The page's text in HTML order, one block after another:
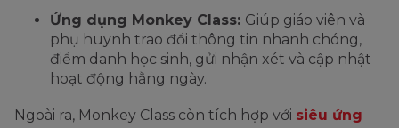
Ứng dụng Monkey Class: Giúp giáo viên và
phụ huynh trao đổi thông tin nhanh chóng,
điểm danh học sinh, gửi nhận xét và cập nhật
hoạt động hằng ngày.
Ngoài ra, Monkey Class còn tích hợp với siêu ứng